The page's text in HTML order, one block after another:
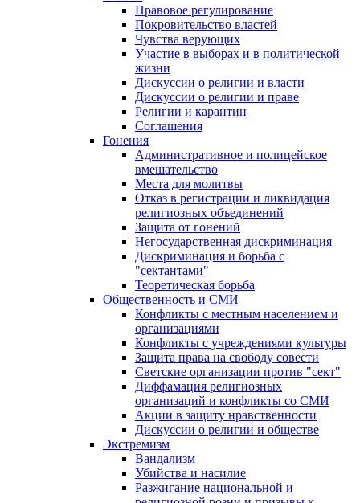
Правовое регулирование
Покровительство властей
Чувства верующих
Участие в выборах и в политической
жизни
Дискуссии о религии и власти
Дискуссии о религии и праве
Религии и карантин
Соглашения
Гонения
Административное и полицейское
вмешательство
Места для молитвы
Отказ в регистрации и ликвидация
религиозных объединений
Защита от гонений
Негосударственная дискриминация
Дискриминация и борьба с
"сектантами"
Теоретическая борьба
Общественность и СМИ
Конфликты с местным населением и
организациями
Конфликты с учреждениями культуры
Защита права на свободу совести
Светские организации против "сект"
Диффамация религиозных
организаций и конфликты со СМИ
Акции в защиту нравственности
Дискуссии о религии и обществе
Экстремизм
Вандализм
Убийства и насилие
Разжигание национальной и